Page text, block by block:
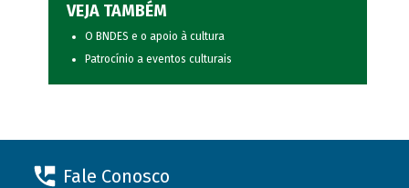
VEJA TAMBÉM
O BNDES e o apoio à cultura
Patrocínio a eventos culturais
Fale Conosco